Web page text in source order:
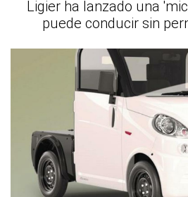
Ligier ha lanzado una
puede conducir sin